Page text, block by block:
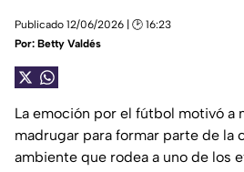
Publicado 12/06/2026 | 🕑 16:23
Por: Betty Valdés
La emoción por el fútbol motivó a
madrugar para formar parte de la
ambiente que rodea a uno de los